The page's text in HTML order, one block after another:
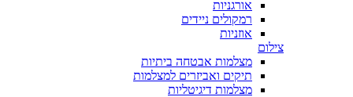
אורגניות
רמקולים ניידים
אוזניות
צילום
מצלמות אבטחה ביתיות
תיקים ואביזרים למצלמות
מצלמות דיגיטליות